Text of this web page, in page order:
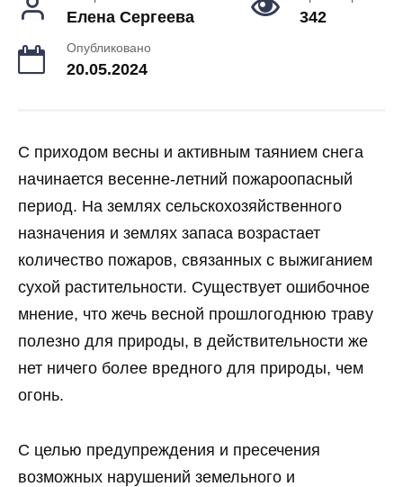
Елена Сергеева 342
Опубликовано
20.05.2024
С приходом весны и активным таянием снега
начинается весенне-летний пожароопасный
период. На землях сельскохозяйственного
назначения и землях запаса возрастает
количество пожаров, связанных с выжиганием
сухой растительности. Существует ошибочное
мнение, что жечь весной прошлогоднюю траву
полезно для природы, в действительности же
нет ничего более вредного для природы, чем
огонь.
С целью предупреждения и пресечения
возможных нарушений земельного и